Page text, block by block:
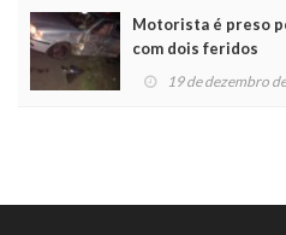
Motorista é preso
com dois feridos
19 de dezembro